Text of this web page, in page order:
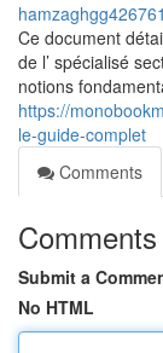
hamzaghgg426761
Ce document
de l’ spécialisé
notions
https://
le-guide-complet
Comments
Comments
Submit a
No HTML